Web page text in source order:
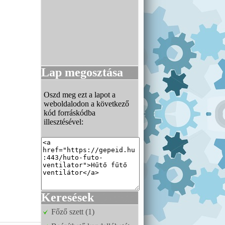
Lap megosztása
Oszd meg ezt a lapot a
weboldalodon a következő
kód forráskódba
illesztésével:
Keresések
Főző szett (1)